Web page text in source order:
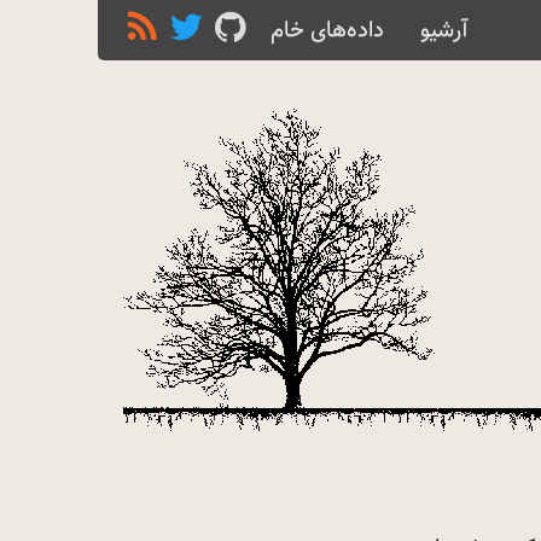
آرشیو داده‌های خام